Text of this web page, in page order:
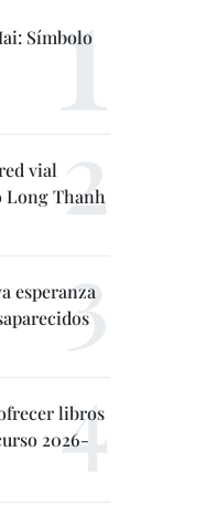
Símbolo
vial
Long Thanh
esperanza
libros
2026-